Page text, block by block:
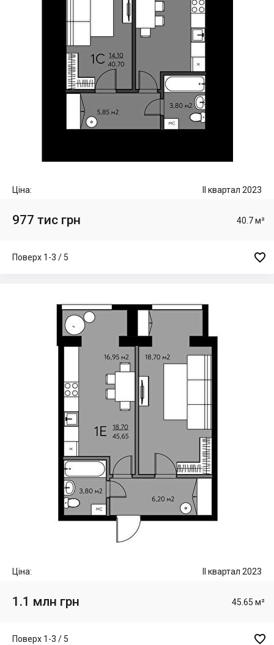
Ціна: II квартал 2023
977 тис грн 40.7 м²
Поверх 1-3 / 5 
Ціна: II квартал 2023
1.1 млн грн 45.65 м²
Поверх 1-3 / 5 